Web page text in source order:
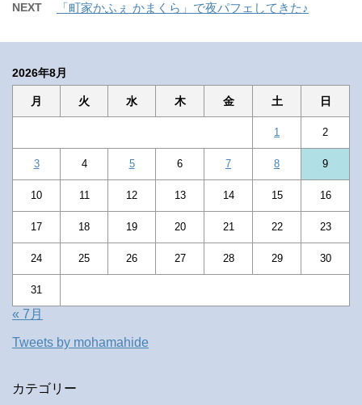
NEXT 「町家かふぇ かまくら」で夜パフェしてきた♪
2026年8月
月 火 水 木 金 土 日
1 2
3 4 5 6 7 8 9
10 11 12 13 14 15 16
17 18 19 20 21 22 23
24 25 26 27 28 29 30
31
« 7月
Tweets by mohamahide
カテゴリー